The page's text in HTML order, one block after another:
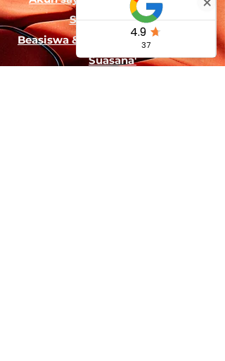
Skema Rujukan
Beasiswa & Pendanaan 'Perubahan
Suasana'